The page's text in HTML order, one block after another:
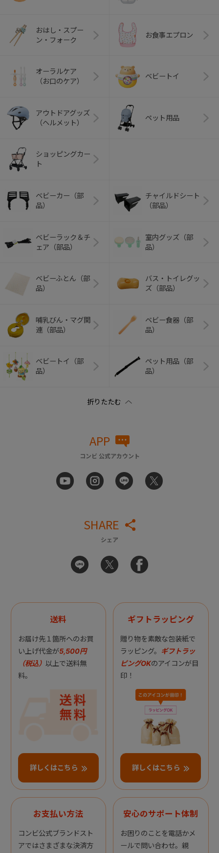
おはし・スプー
ン・フォーク
お食事エプロン
オーラルケア
（お口のケア）
ベビートイ
アウトドアグッズ
（ヘルメット）
ペット用品
ショッピングカー
ト
ベビーカー（部
品）
チャイルドシート
（部品）
ベビーラック＆チ
ェア（部品）
室内グッズ（部
品）
ベビーふとん（部
品）
バス・トイレグッ
ズ（部品）
哺乳びん・マグ関
連（部品）
ベビー食器（部
品）
ベビートイ（部
品）
ペット用品（部
品）
APP
コンビ 公式アカウント
SHARE
シェア
送料
お届け先１箇所へのお買
い上げ代金が5,500円
（税込） 以上で送料無
料。
詳しくはこちら
ギフトラッピング
贈り物を素敵な包装紙で
ラッピング。 ギフトラッ
ピングOKのアイコンが目
印！
詳しくはこちら
お支払い方法
コンビ公式ブランドスト
アではさまざまな決済方
安心のサポート体制
お困りのことを電話かメ
ールで問い合わせ。親